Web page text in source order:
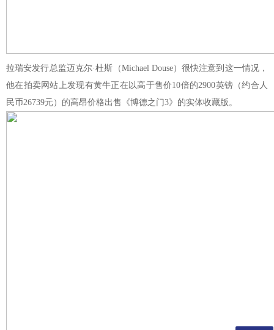
拉瑞安发行总监迈克尔·杜斯（Michael Douse）很快注意到这一情况，
他在拍卖网站上发现有黄牛正在以高于售价10倍的2900英镑（约合人
民币26739元）的高昂价格出售《博德之门3》的实体收藏版。